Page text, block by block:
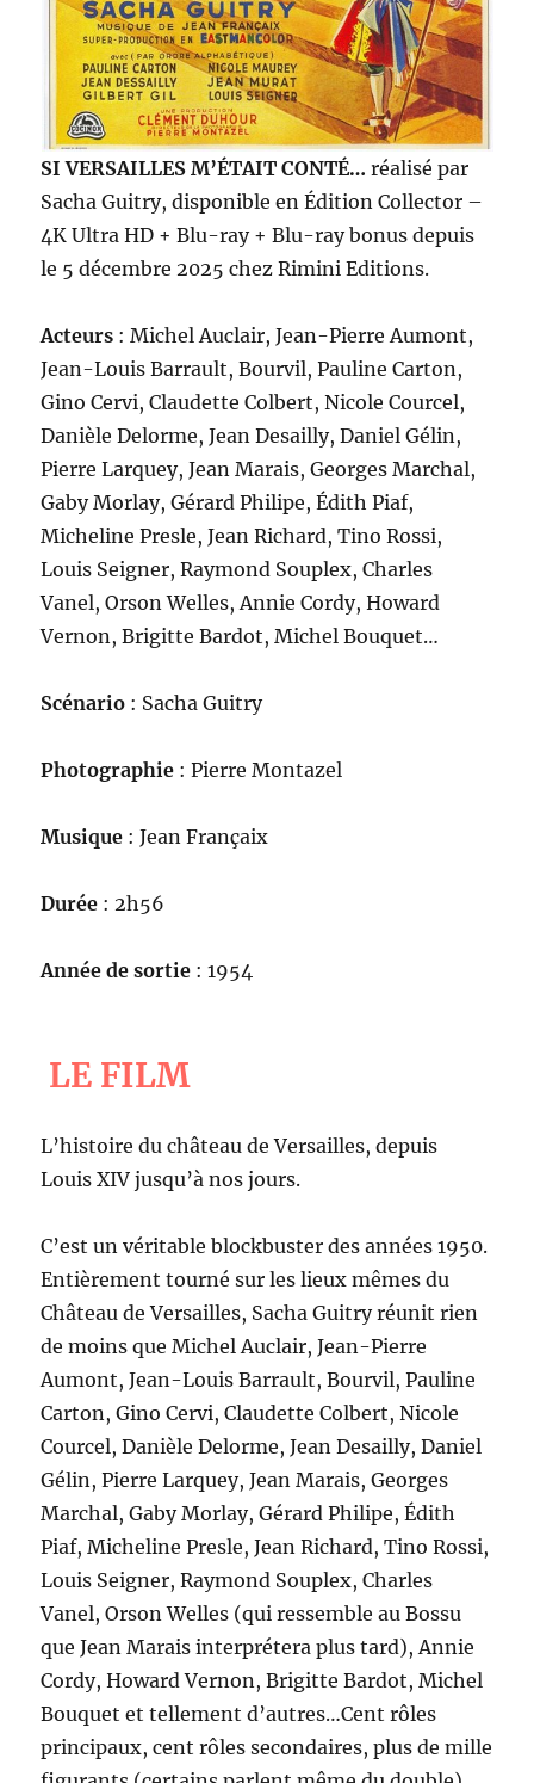
SI VERSAILLES M’ÉTAIT CONTÉ…réalisé par
Sacha Guitry, disponible en Édition Collector –
4K Ultra HD + Blu-ray + Blu-ray bonus depuis
le 5 décembre 2025 chez Rimini Editions.
Acteurs : Michel Auclair, Jean-Pierre Aumont,
Jean-Louis Barrault, Bourvil, Pauline Carton,
Gino Cervi, Claudette Colbert, Nicole Courcel,
Danièle Delorme, Jean Desailly, Daniel Gélin,
Pierre Larquey, Jean Marais, Georges Marchal,
Gaby Morlay, Gérard Philipe, Édith Piaf,
Micheline Presle, Jean Richard, Tino Rossi,
Louis Seigner, Raymond Souplex, Charles
Vanel, Orson Welles, Annie Cordy, Howard
Vernon, Brigitte Bardot, Michel Bouquet…
Scénario : Sacha Guitry
Photographie : Pierre Montazel
Musique : Jean Françaix
Durée : 2h56
Année de sortie : 1954
LE FILM
L’histoire du château de Versailles, depuis
Louis XIV jusqu’à nos jours.
C’est un véritable blockbuster des années 1950.
Entièrement tourné sur les lieux mêmes du
Château de Versailles, Sacha Guitry réunit rien
de moins que Michel Auclair, Jean-Pierre
Aumont, Jean-Louis Barrault, Bourvil, Pauline
Carton, Gino Cervi, Claudette Colbert, Nicole
Courcel, Danièle Delorme, Jean Desailly, Daniel
Gélin, Pierre Larquey, Jean Marais, Georges
Marchal, Gaby Morlay, Gérard Philipe, Édith
Piaf, Micheline Presle, Jean Richard, Tino Rossi,
Louis Seigner, Raymond Souplex, Charles
Vanel, Orson Welles (qui ressemble au Bossu
que Jean Marais interprétera plus tard), Annie
Cordy, Howard Vernon, Brigitte Bardot, Michel
Bouquet et tellement d’autres…Cent rôles
principaux, cent rôles secondaires, plus de mille